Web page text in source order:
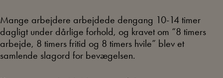
Mange arbejdere arbejdede dengang 10-14 timer
dagligt under dårlige forhold, og kravet om “8 timers
arbejde, 8 timers fritid og 8 timers hvile” blev et
samlende slagord for bevægelsen.